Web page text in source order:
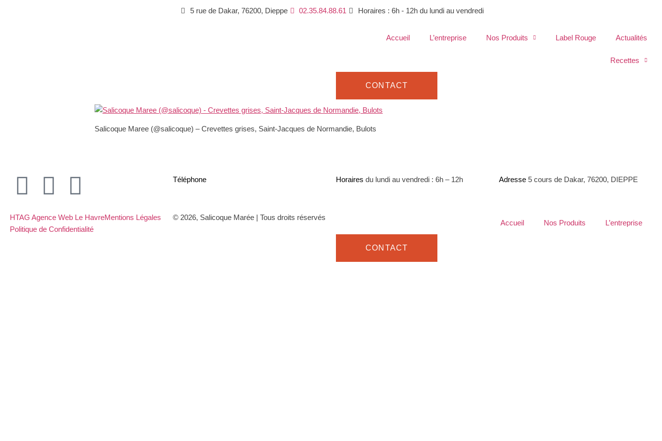
5 rue de Dakar, 76200, Dieppe 02.35.84.88.61 Horaires : 6h - 12h du lundi au vendredi
Accueil L’entreprise Nos Produits Label Rouge Actualités
Recettes
CONTACT
Salicoque Maree (@salicoque) – Crevettes grises, Saint-Jacques de Normandie, Bulots
Téléphone Horaires du lundi au vendredi : 6h – 12h Adresse 5 cours de Dakar, 76200, DIEPPE
HTAG Agence Web Le HavreMentions Légales
Politique de Confidentialité
© 2026, Salicoque Marée | Tous droits réservés
Accueil Nos Produits L’entreprise
CONTACT